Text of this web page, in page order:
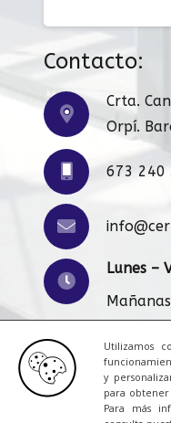
Utilizamos
y
para obtener
Para más
Contacto:
Crta.
Orpí.
673 240
Lunes –
Aviso Legal